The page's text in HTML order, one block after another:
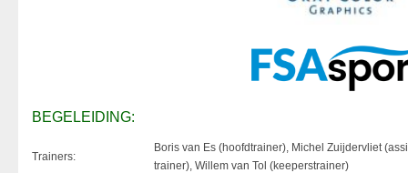
BEGELEIDING:
Trainers:
Boris van Es (hoofdtrainer), Michel Zuijdervliet
trainer), Willem van Tol (keeperstrainer)